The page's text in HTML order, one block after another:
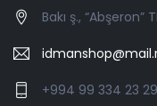
Bakı ş., “Abşeron”
+994 99 334 23 29